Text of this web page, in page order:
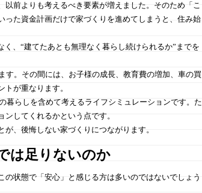
前よりも考えるべき要素が増えました。そのため「こ
た資金計画だけで家づくりを進めてしまうと、住み始
、“建てたあとも無理なく暮らし続けられるか”までを
。その間には、お子様の成長、教育費の増加、車の買
が重なります。
暮らしを含めて考えるライフシミュレーションです。た
してくれるかという点です。
、後悔しない家づくりにつながります。
は足りないのか
状態で「安心」と感じる方は多いのではないでしょう